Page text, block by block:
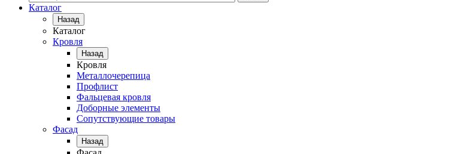
Каталог
Назад
Каталог
Кровля
Назад
Кровля
Металлочерепица
Профлист
Фальцевая кровля
Доборные элементы
Сопутствующие товары
Фасад
Назад